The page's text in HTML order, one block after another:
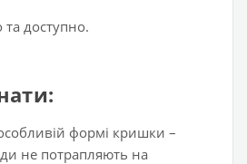
доступно.
формі кришки –
не потрапляють на